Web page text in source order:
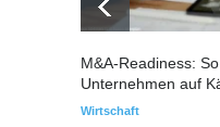
M&A-Readiness:
Unternehmen auf
Wirtschaft